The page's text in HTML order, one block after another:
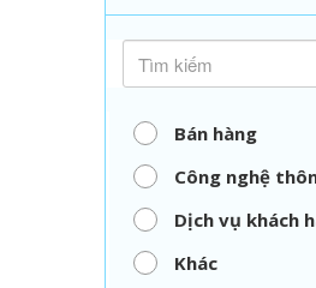
Vĩnh Long
Bán hàng
Công nghệ
Dịch vụ khách
Khác